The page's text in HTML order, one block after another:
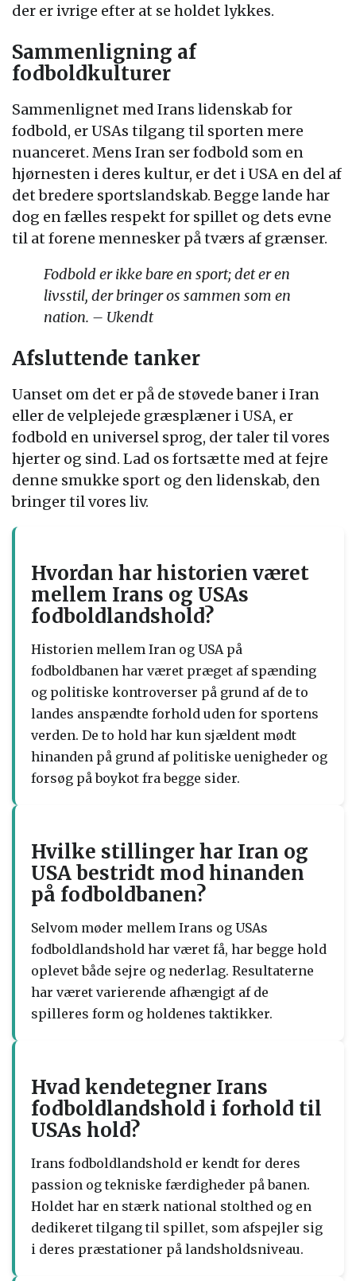
der er ivrige efter at se holdet lykkes.
Sammenligning af
fodboldkulturer
Sammenlignet med Irans lidenskab for
fodbold, er USAs tilgang til sporten mere
nuanceret. Mens Iran ser fodbold som en
hjørnesten i deres kultur, er det i USA en del af
det bredere sportslandskab. Begge lande har
dog en fælles respekt for spillet og dets evne
til at forene mennesker på tværs af grænser.
Fodbold er ikke bare en sport; det er en
livsstil, der bringer os sammen som en
nation. – Ukendt
Afsluttende tanker
Uanset om det er på de støvede baner i Iran
eller de velplejede græsplæner i USA, er
fodbold en universel sprog, der taler til vores
hjerter og sind. Lad os fortsætte med at fejre
denne smukke sport og den lidenskab, den
bringer til vores liv.
Hvordan har historien været
mellem Irans og USAs
fodboldlandshold?
Historien mellem Iran og USA på
fodboldbanen har været præget af spænding
og politiske kontroverser på grund af de to
landes anspændte forhold uden for sportens
verden. De to hold har kun sjældent mødt
hinanden på grund af politiske uenigheder og
forsøg på boykot fra begge sider.
Hvilke stillinger har Iran og
USA bestridt mod hinanden
på fodboldbanen?
Selvom møder mellem Irans og USAs
fodboldlandshold har været få, har begge hold
oplevet både sejre og nederlag. Resultaterne
har været varierende afhængigt af de
spilleres form og holdenes taktikker.
Hvad kendetegner Irans
fodboldlandshold i forhold til
USAs hold?
Irans fodboldlandshold er kendt for deres
passion og tekniske færdigheder på banen.
Holdet har en stærk national stolthed og en
dedikeret tilgang til spillet, som afspejler sig
i deres præstationer på landsholdsniveau.